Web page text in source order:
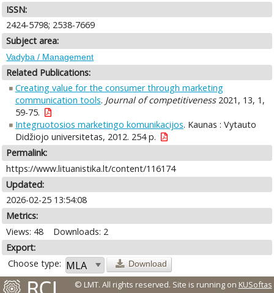
ISSN:
2424-5798; 2538-7669
Subject area:
Vadyba / Management
Related Publications:
Creating value for the consumer through marketing
communication tools. Journal of competitiveness2021, 13, 1,
59-75.
Integruotosios marketingo komunikacijos. Kaunas : Vytauto
Didžiojo universitetas, 2012. 254 p.
Permalink:
https://www.lituanistika.lt/content/116174
Updated:
2026-02-25 13:54:08
Metrics:
Views: 48
Downloads: 2
Export:
Choose type:
Download
© LMT. All rights reserved. Site is running on KUSoftas